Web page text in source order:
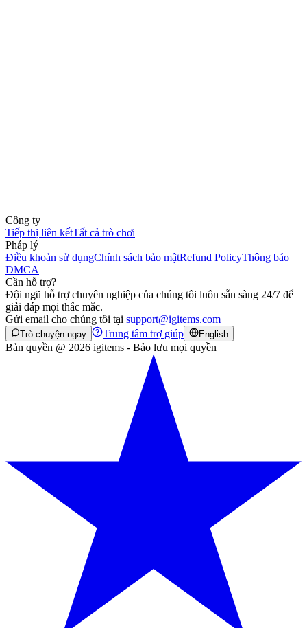
Công ty
Tiếp thị liên kếtTất cả trò chơi
Pháp lý
Điều khoản sử dụngChính sách bảo mậtRefund PolicyThông báo
DMCA
Cần hỗ trợ?
Đội ngũ hỗ trợ chuyên nghiệp của chúng tôi luôn sẵn sàng 24/7 để
giải đáp mọi thắc mắc.
Gửi email cho chúng tôi tại support@igitems.com
Trò chuyện ngay Trung tâm trợ giúp English
Bản quyền @ 2026 igitems - Bảo lưu mọi quyền